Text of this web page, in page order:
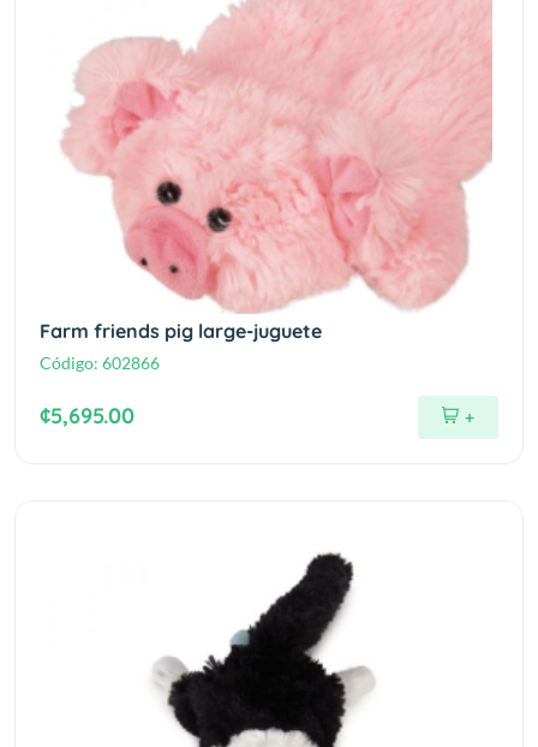
Farm friends pig large-juguete
Código: 602866
¢5,695.00 +